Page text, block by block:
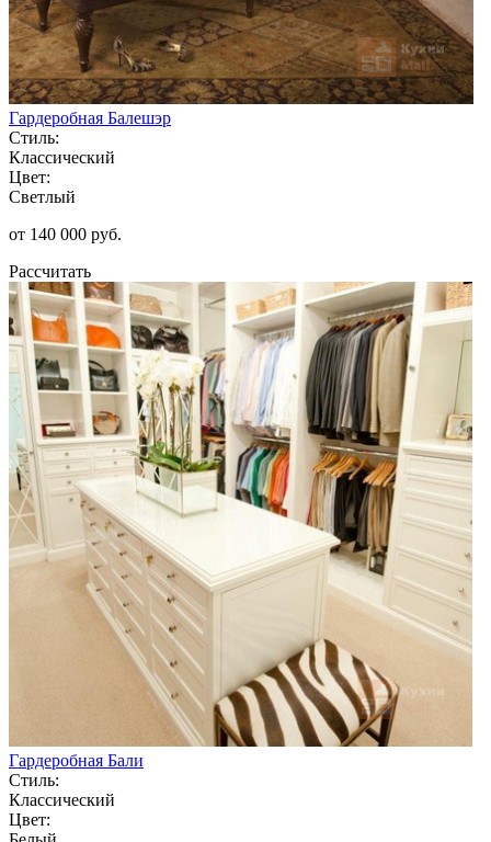
Гардеробная Балешэр
Стиль:
Классический
Цвет:
Светлый
от 140 000 руб.
Рассчитать
Гардеробная Бали
Стиль:
Классический
Цвет: